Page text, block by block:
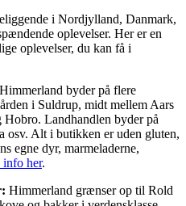
i Nordjylland, Danmark,
oplevelser. Her er en
oplevelser, du kan få i
Himmerland byder på flere
i Suldrup, midt mellem Aars
Landhandlen byder på
osv. Alt i butikken er uden gluten,
egne dyr, marmeladerne,
info her.
Himmerland grænser op til Rold